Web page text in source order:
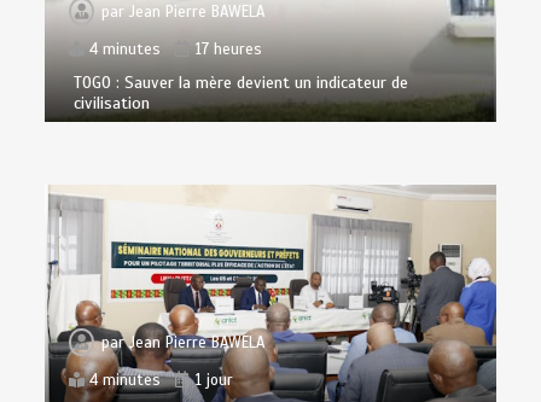
parJean Pierre BAWELA
4 minutes
17 heures
TOGO : Sauver la mère devient un indicateur de
civilisation
parJean Pierre BAWELA
4 minutes
1 jour